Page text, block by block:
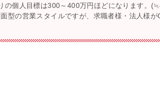
の個人目標は300～400万円ほどになります。
面型の営業スタイルですが、求職者様・法人様